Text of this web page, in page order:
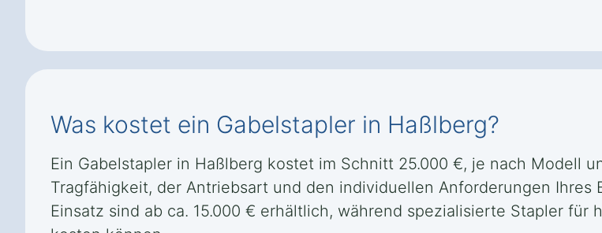
Was kostet ein Gabelstapler in Haßlberg?
Ein Gabelstapler in Haßlberg kostet im Schnitt 25.000 €, je nach Modell
Tragfähigkeit, der Antriebsart und den individuellen Anforderungen
Einsatz sind ab ca. 15.000 € erhältlich, während spezialisierte Stapler